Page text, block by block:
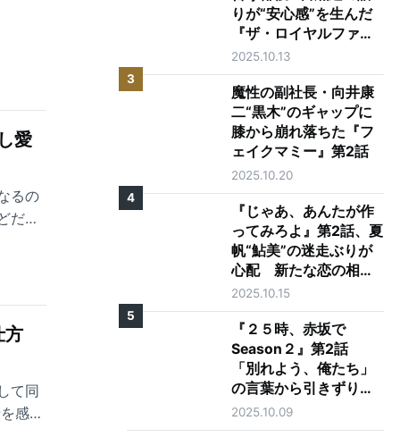
愛
るの
だ。
方
て同
感じ
りが“安心感”を生んだ
『ザ・ロイヤルファミ
リー』第1話
2025.10.13
3
魔性の副社長・向井康
二“黒木”のギャップに
膝から崩れ落ちた『フ
ェイクマミー』第2話
2025.10.20
4
『じゃあ、あんたが作
ってみろよ』第2話、夏
帆“鮎美”の迷走ぶりが
心配 新たな恋の相手
に「大丈夫そう？」の
声も
2025.10.15
5
『２５時、赤坂で
Season２』第2話
「別れよう、俺たち」
の言葉から引きずり出
される駒木根葵汰"羽
山"と新原泰佑"白崎"の
2025.10.09